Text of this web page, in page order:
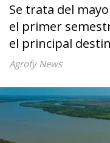
Se trata del
el primer
el principal
Agrofy News